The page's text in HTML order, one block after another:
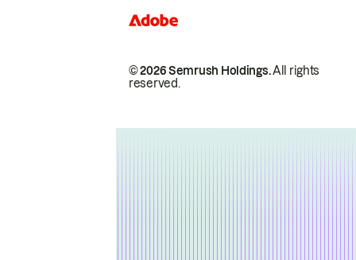
© 2026 Semrush Holdings.All rights
reserved.